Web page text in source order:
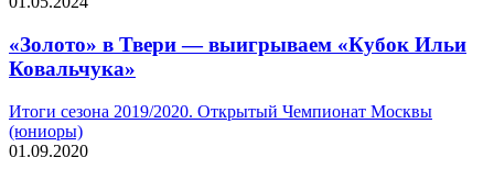
«Золото» в Твери — выигрываем «Кубок Ильи
Ковальчука»
Итоги сезона 2019/2020. Открытый Чемпионат Москвы
(юниоры)
01.09.2020